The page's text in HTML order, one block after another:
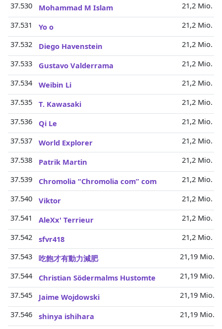
37.530
Mohammad M Islam
21,2 Mio.
37.531
Yo o
21,2 Mio.
37.532
Diego Havenstein
21,2 Mio.
37.533
Gustavo Valderrama
21,2 Mio.
37.534
Weibin Li
21,2 Mio.
37.535
T. Kawasaki
21,2 Mio.
37.536
Qi Le
21,2 Mio.
37.537
World Explorer
21,2 Mio.
37.538
Patrik Martin
21,2 Mio.
37.539
Chromolia “Chromolia com” com
21,2 Mio.
37.540
Viktor
21,2 Mio.
37.541
AleXx' Terrieur
21,2 Mio.
37.542
sfvr418
21,2 Mio.
37.543
吃飽才有動力減肥
21,19 Mio.
37.544
Christian Södermalms Hustomte
21,19 Mio.
37.545
Jaime Wojdowski
21,19 Mio.
37.546
shinya ishihara
21,19 Mio.